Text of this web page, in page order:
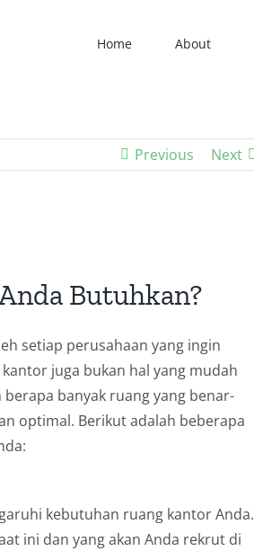
Home About
Previous Next
Butuhkan?
setiap perusahaan yang ingin
juga bukan hal yang mudah
banyak ruang yang benar-
optimal. Berikut adalah beberapa
kebutuhan ruang kantor Anda.
ini dan yang akan Anda rekrut di